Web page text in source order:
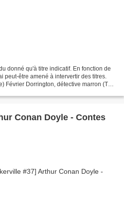
donné qu'à titre indicatif. En fonction de
peut-être amené à intervertir des titres.
Février Dorrington, détective marron (The
Conan Doyle - Contes